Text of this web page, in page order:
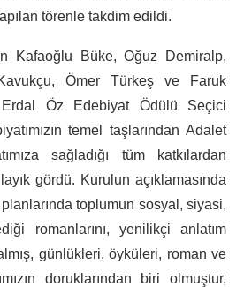
törenle takdim edildi.
Kafaoğlu Büke, Oğuz Demiralp,
Ömer Türkeş ve Faruk
Erdal Öz Edebiyat Ödülü Seçici
temel taşlarından Adalet
sağladığı tüm katkılardan
gördü. Kurulun açıklamasında
toplumun sosyal, siyasi,
romanlarını, yenilikçi anlatım
günlükleri, öyküleri, roman ve
doruklarından biri olmuştur,